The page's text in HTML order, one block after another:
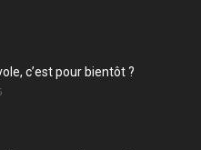
c’est pour bientôt ?